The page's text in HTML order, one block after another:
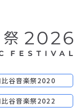
比谷音楽祭2020
比谷音楽祭2022